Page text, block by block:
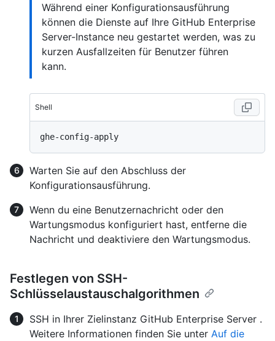
Während einer Konfigurationsausführung
können die Dienste auf Ihre GitHub Enterprise
Server-Instance neu gestartet werden, was zu
kurzen Ausfallzeiten für Benutzer führen
kann.
Shell
Warten Sie auf den Abschluss der
Konfigurationsausführung.
Wenn du eine Benutzernachricht oder den
Wartungsmodus konfiguriert hast, entferne die
Nachricht und deaktiviere den Wartungsmodus.
Festlegen von SSH-
Schlüsselaustauschalgorithmen
SSH in Ihrer Zielinstanz GitHub Enterprise Server .
Weitere Informationen finden Sie unter Auf die